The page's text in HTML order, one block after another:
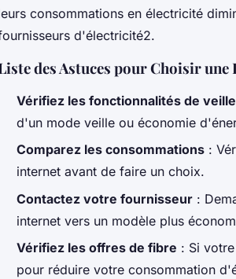
consommations en électricité
d'électricité2.
des Astuces pour Choisir une
Vérifiez les fonctionnalités de veille
d'un mode veille ou économie
Comparez les consommations :
internet avant de faire un choix.
Contactez votre fournisseur :
internet vers un modèle plus
Vérifiez les offres de fibre : Si
pour réduire votre consommation